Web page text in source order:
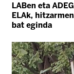
LABen eta
ELAk,
bat eginda